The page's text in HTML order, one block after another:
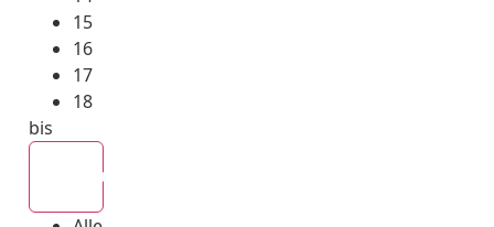
15
16
17
18
bis